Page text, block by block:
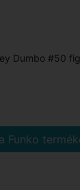
Dumbo #50
Funko